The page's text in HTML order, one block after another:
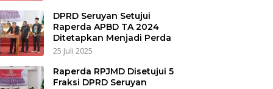
DPRD Seruyan Setujui
Raperda APBD TA 2024
Ditetapkan Menjadi Perda
25 Juli 2025
Raperda RPJMD Disetujui 5
Fraksi DPRD Seruyan